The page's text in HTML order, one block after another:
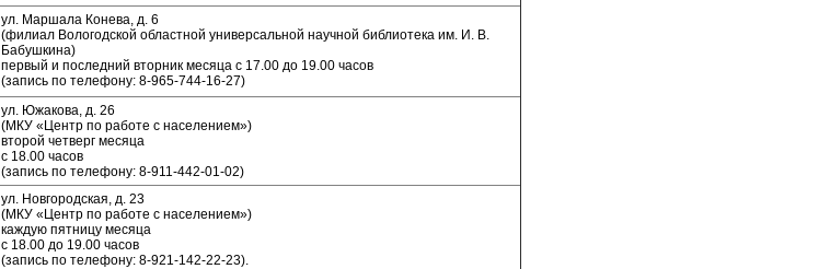
ул. Маршала Конева, д. 6
(филиал Вологодской областной универсальной научной библиотека им. И. В.
Бабушкина)
первый и последний вторник месяца с 17.00 до 19.00 часов
(запись по телефону: 8-965-744-16-27)
ул. Южакова, д. 26
(МКУ «Центр по работе с населением»)
второй четверг месяца
с 18.00 часов
(запись по телефону: 8-911-442-01-02)
ул. Новгородская, д. 23
(МКУ «Центр по работе с населением»)
каждую пятницу месяца
с 18.00 до 19.00 часов
(запись по телефону: 8-921-142-22-23).